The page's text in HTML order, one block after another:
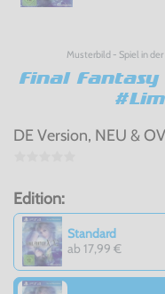
Musterbild - Spiel in
Final Fantasy
DE Version, NEU &
Edition:
Standard
ab 17,99 €